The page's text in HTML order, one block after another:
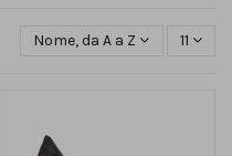
Nome, da A a Z 11